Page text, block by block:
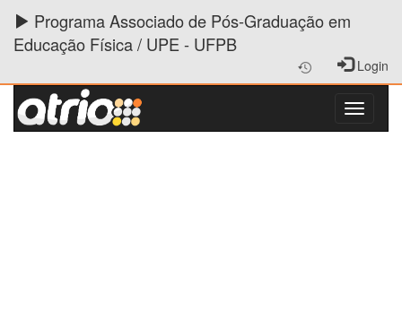
Programa Associado de Pós-Graduação em
Educação Física / UPE - UFPB
Login